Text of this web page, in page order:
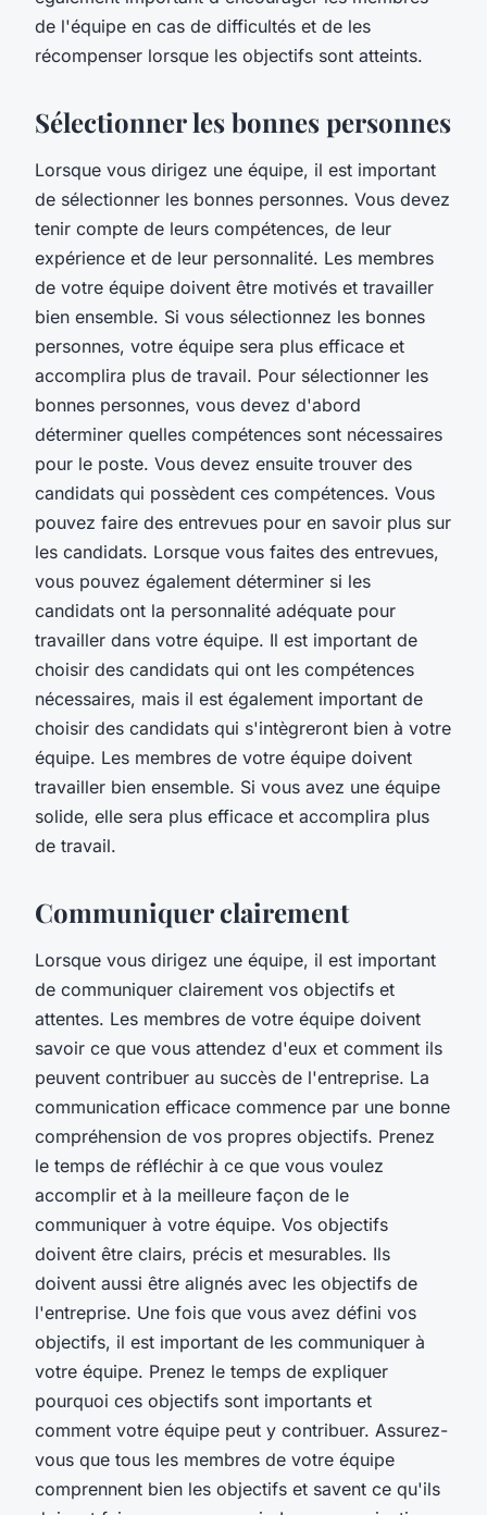
de l'équipe en cas de difficultés et de les
récompenser lorsque les objectifs sont atteints.
Sélectionner les bonnes personnes
Lorsque vous dirigez une équipe, il est important
de sélectionner les bonnes personnes. Vous devez
tenir compte de leurs compétences, de leur
expérience et de leur personnalité. Les membres
de votre équipe doivent être motivés et travailler
bien ensemble. Si vous sélectionnez les bonnes
personnes, votre équipe sera plus efficace et
accomplira plus de travail. Pour sélectionner les
bonnes personnes, vous devez d'abord
déterminer quelles compétences sont nécessaires
pour le poste. Vous devez ensuite trouver des
candidats qui possèdent ces compétences. Vous
pouvez faire des entrevues pour en savoir plus sur
les candidats. Lorsque vous faites des entrevues,
vous pouvez également déterminer si les
candidats ont la personnalité adéquate pour
travailler dans votre équipe. Il est important de
choisir des candidats qui ont les compétences
nécessaires, mais il est également important de
choisir des candidats qui s'intègreront bien à votre
équipe. Les membres de votre équipe doivent
travailler bien ensemble. Si vous avez une équipe
solide, elle sera plus efficace et accomplira plus
de travail.
Communiquer clairement
Lorsque vous dirigez une équipe, il est important
de communiquer clairement vos objectifs et
attentes. Les membres de votre équipe doivent
savoir ce que vous attendez d'eux et comment ils
peuvent contribuer au succès de l'entreprise. La
communication efficace commence par une bonne
compréhension de vos propres objectifs. Prenez
le temps de réfléchir à ce que vous voulez
accomplir et à la meilleure façon de le
communiquer à votre équipe. Vos objectifs
doivent être clairs, précis et mesurables. Ils
doivent aussi être alignés avec les objectifs de
l'entreprise. Une fois que vous avez défini vos
objectifs, il est important de les communiquer à
votre équipe. Prenez le temps de expliquer
pourquoi ces objectifs sont importants et
comment votre équipe peut y contribuer. Assurez-
vous que tous les membres de votre équipe
comprennent bien les objectifs et savent ce qu'ils